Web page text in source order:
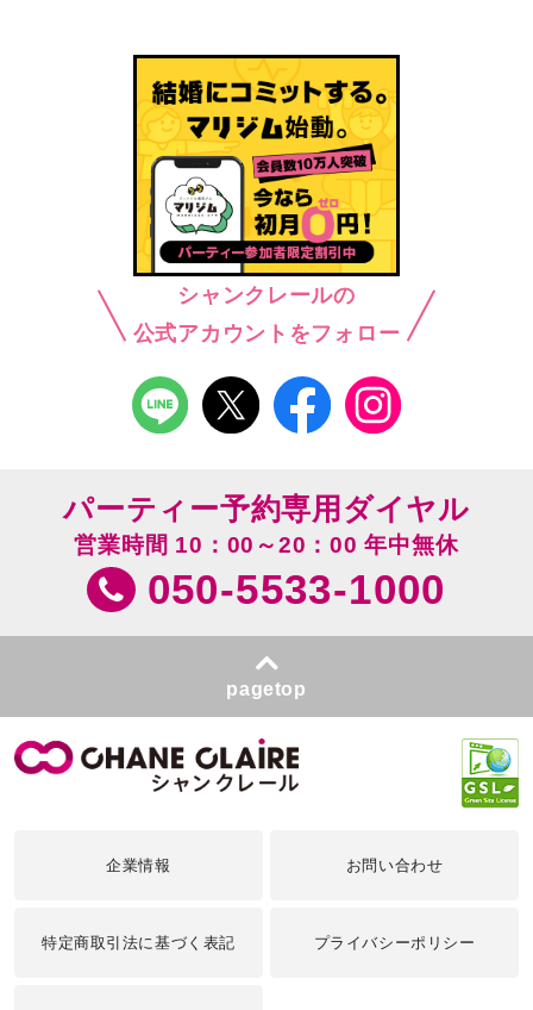
シャンクレールの
公式アカウントをフォロー
パーティー予約専用ダイヤル
営業時間 10：00～20：00 年中無休
050-5533-1000
pagetop
企業情報 お問い合わせ
特定商取引法に基づく表記 プライバシーポリシー